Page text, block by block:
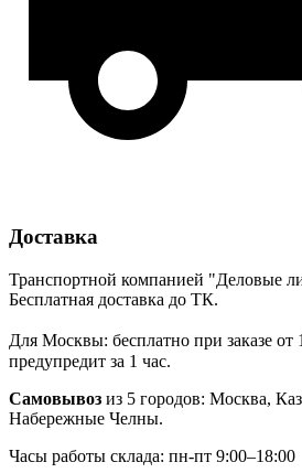
Доставка
Транспортной компанией "Деловые
Бесплатная доставка до ТК.
Для Москвы: бесплатно при заказе от
предупредит за 1 час.
Самовывоз из 5 городов: Москва,
Набережные Челны.
Часы работы склада: пн-пт 9:00–18:00